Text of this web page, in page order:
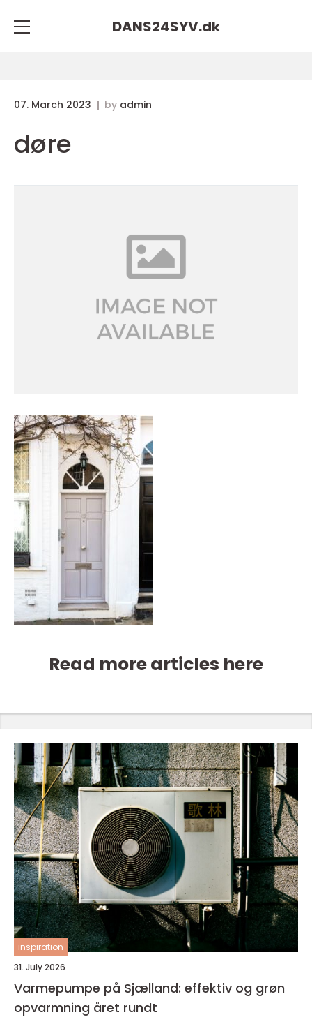
DANS24SYV.dk
07. March 2023 by admin
døre
Read more articles here
inspiration
31. July 2026
Varmepumpe på Sjælland: effektiv og grøn
opvarmning året rundt